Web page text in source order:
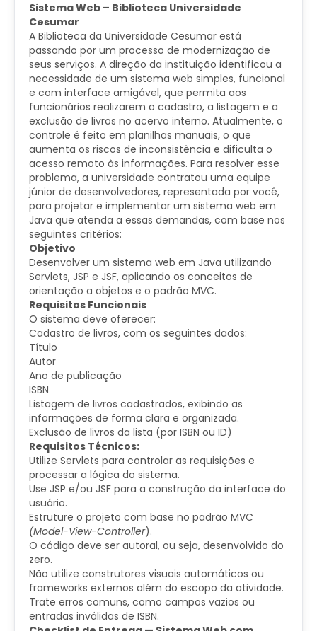
Sistema Web – Biblioteca Universidade
Cesumar
A Biblioteca da Universidade Cesumar está
passando por um processo de modernização de
seus serviços. A direção da instituição identificou a
necessidade de um sistema web simples, funcional
e com interface amigável, que permita aos
funcionários realizarem o cadastro, a listagem e a
exclusão de livros no acervo interno. Atualmente, o
controle é feito em planilhas manuais, o que
aumenta os riscos de inconsistência e dificulta o
acesso remoto às informações. Para resolver esse
problema, a universidade contratou uma equipe
júnior de desenvolvedores, representada por você,
para projetar e implementar um sistema web em
Java que atenda a essas demandas, com base nos
seguintes critérios:
Objetivo
Desenvolver um sistema web em Java utilizando
Servlets, JSP e JSF, aplicando os conceitos de
orientação a objetos e o padrão MVC.
Requisitos Funcionais
O sistema deve oferecer:
Cadastro de livros, com os seguintes dados:
Título
Autor
Ano de publicação
ISBN
Listagem de livros cadastrados, exibindo as
informações de forma clara e organizada.
Exclusão de livros da lista (por ISBN ou ID)
Requisitos Técnicos:
Utilize Servlets para controlar as requisições e
processar a lógica do sistema.
Use JSP e/ou JSF para a construção da interface do
usuário.
Estruture o projeto com base no padrão MVC
(Model-View-Controller).
O código deve ser autoral, ou seja, desenvolvido do
zero.
Não utilize construtores visuais automáticos ou
frameworks externos além do escopo da atividade.
Trate erros comuns, como campos vazios ou
entradas inválidas de ISBN.